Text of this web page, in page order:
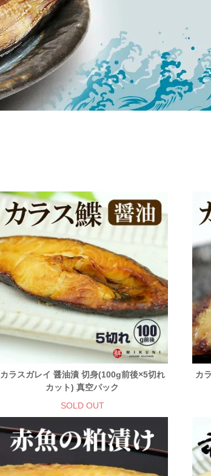
カラスガレイ 醤油漬 切身(100g前後×5切れ
カット) 真空パック
SOLD OUT
カ